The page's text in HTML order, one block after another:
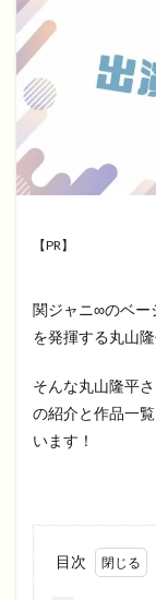
【PR】
関ジャニ∞のベー
を発揮する丸山隆
そんな丸山隆平
の紹介と作品一
います！
目次